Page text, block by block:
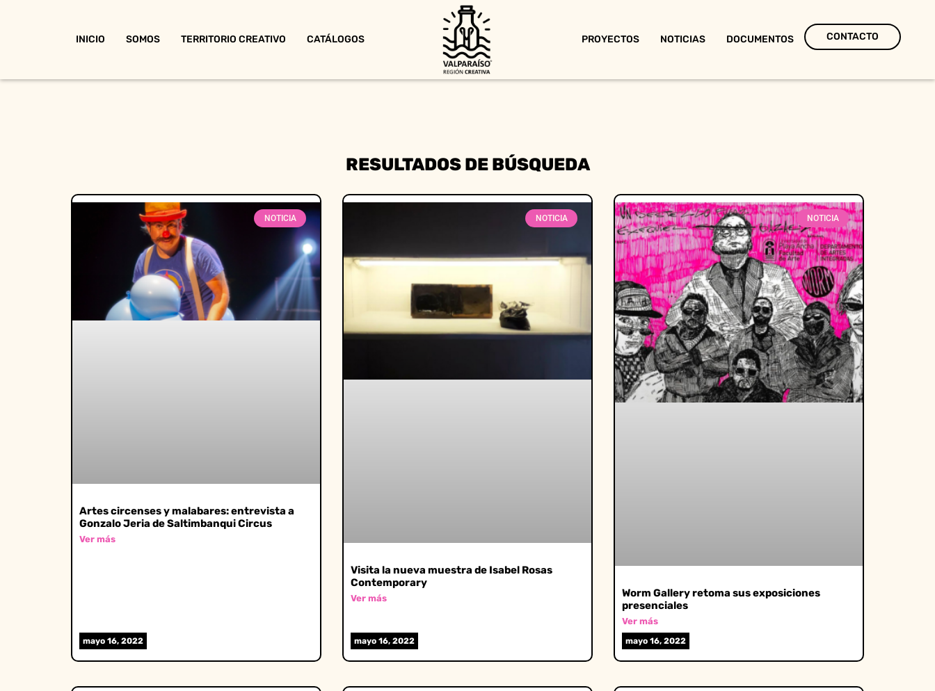
INICIO SOMOS TERRITORIO CREATIVO CATÁLOGOS PROYECTOS NOTICIAS DOCUMENTOS CONTACTO
RESULTADOS DE BÚSQUEDA
NOTICIA
Artes circenses y malabares: entrevista a
Gonzalo Jeria de Saltimbanqui Circus
Ver más
mayo 16, 2022
NOTICIA
Visita la nueva muestra de Isabel Rosas
Contemporary
Ver más
mayo 16, 2022
NOTICIA
Worm Gallery retoma sus exposiciones
presenciales
Ver más
mayo 16, 2022